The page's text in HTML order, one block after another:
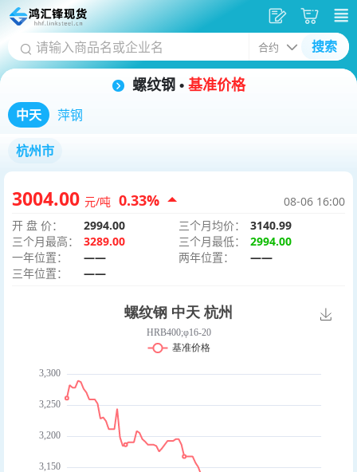
搜索
发
供
采
购
螺纹钢 • 基准价格
中天 萍钢
杭州市
3004.00 元/吨 0.33%
08-06 16:00
开 盘 价：
2994.00 三个月均价：
3140.99
三个月最高：
3289.00 三个月最低：
2994.00
一年位置：
—— 两年位置：
——
三年位置：
——